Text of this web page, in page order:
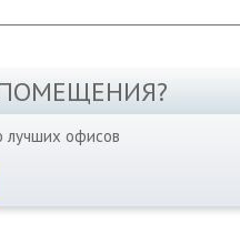
лучших офисов